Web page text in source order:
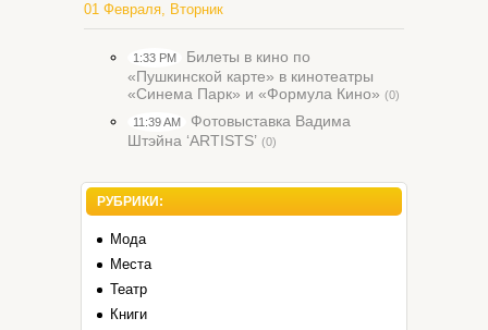
01 Февраля, Вторник
1:33 PM
Билеты в кино по
«Пушкинской карте» в кинотеатры
«Синема Парк» и «Формула Кино» (0)
11:39 AM
Фотовыставка Вадима
Штэйна ‘ARTISTS’ (0)
РУБРИКИ:
Мода
Места
Театр
Книги